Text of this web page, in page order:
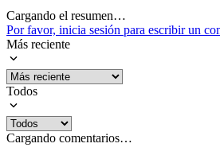
Cargando el resumen…
Por favor, inicia sesión para escribir un
Más reciente
Todos
Cargando comentarios…